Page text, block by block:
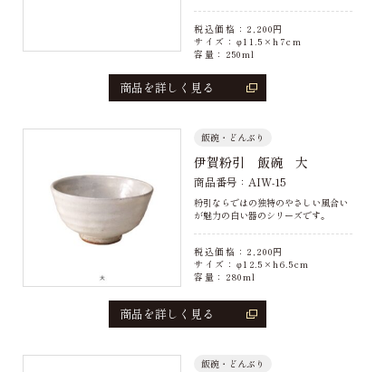
税込価格： 2,200円
サイズ：φ11.5×h7cm
容量：250ml
商品を詳しく見る
飯碗・どんぶり
伊賀粉引 飯碗 大
商品番号：AIW-15
粉引ならではの独特のやさしい風合い
が魅力の白い器のシリーズです。
税込価格： 2,200円
サイズ：φ12.5×h6.5cm
容量：280ml
商品を詳しく見る
飯碗・どんぶり